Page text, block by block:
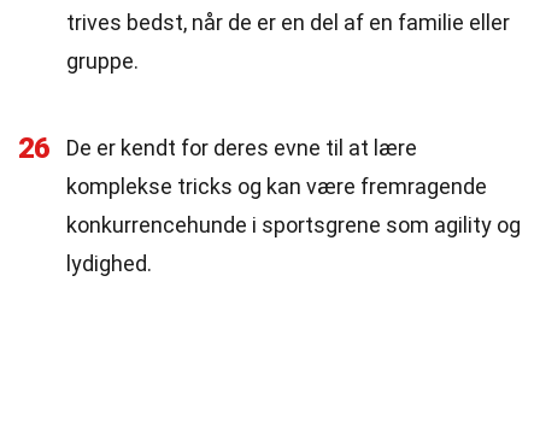
trives bedst, når de er en del af en familie eller
gruppe.
26
De er kendt for deres evne til at lære
komplekse tricks og kan være fremragende
konkurrencehunde i sportsgrene som agility og
lydighed.